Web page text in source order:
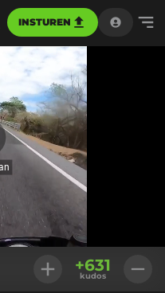
INSTUREN
+631
kudos